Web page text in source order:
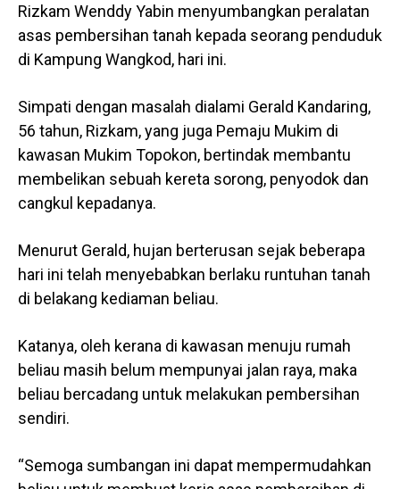
Rizkam Wenddy Yabin menyumbangkan peralatan
asas pembersihan tanah kepada seorang penduduk
di Kampung Wangkod, hari ini.
Simpati dengan masalah dialami Gerald Kandaring,
56 tahun, Rizkam, yang juga Pemaju Mukim di
kawasan Mukim Topokon, bertindak membantu
membelikan sebuah kereta sorong, penyodok dan
cangkul kepadanya.
Menurut Gerald, hujan berterusan sejak beberapa
hari ini telah menyebabkan berlaku runtuhan tanah
di belakang kediaman beliau.
Katanya, oleh kerana di kawasan menuju rumah
beliau masih belum mempunyai jalan raya, maka
beliau bercadang untuk melakukan pembersihan
sendiri.
“Semoga sumbangan ini dapat mempermudahkan